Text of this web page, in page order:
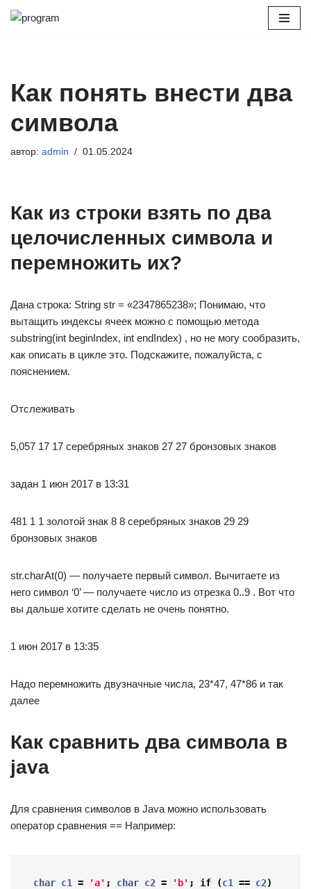
Как понять внести два
символа
автор: admin 01.05.2024
Как из строки взять по два
целочисленных символа и
перемножить их?
Дана строка: String str = «2347865238»; Понимаю, что
вытащить индексы ячеек можно с помощью метода
substring(int beginIndex, int endIndex) , но не могу сообразить,
как описать в цикле это. Подскажите, пожалуйста, с
пояснением.
Отслеживать
5,057 17 17 серебряных знаков 27 27 бронзовых знаков
задан 1 июн 2017 в 13:31
481 1 1 золотой знак 8 8 серебряных знаков 29 29
бронзовых знаков
str.charAt(0) — получаете первый символ. Вычитаете из
него символ ‘0’ — получаете число из отрезка 0..9 . Вот что
вы дальше хотите сделать не очень понятно.
1 июн 2017 в 13:35
Надо перемножить двузначные числа, 23*47, 47*86 и так
далее
Как сравнить два символа в
java
Для сравнения символов в Java можно использовать
оператор сравнения == Например:
char c1 = 'a' ; char c2 = 'b' ; if (c1 == c2)